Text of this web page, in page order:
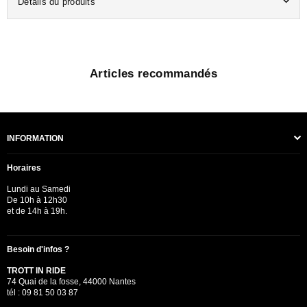
Articles recommandés
INFORMATION
Horaires
Lundi au Samedi
De 10h à 12h30
et de 14h à 19h.
Besoin d'infos ?
TROTT IN RIDE
74 Quai de la fosse, 44000 Nantes
tél : 09 81 50 03 87